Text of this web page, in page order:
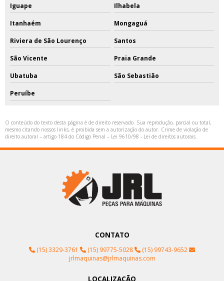
Iguape Ilhabela
Itanhaém Mongaguá
Riviera de São Lourenço Santos
São Vicente Praia Grande
Ubatuba São Sebastião
Peruíbe
O conteúdo do texto desta página é de direito reservado. Sua reprodução, parcial ou total,
mesmo citando nossos links, é proibida sem a autorização do autor. Crime de violação de
direito autoral – artigo 184 do Código Penal – Lei 9610/98 - Lei de direitos autorais.
CONTATO
(15) 3329-3761 (15) 99775-5028
(15) 99743-9652
jrlmaquinas@jrlmaquinas.com
LOCALIZAÇÃO